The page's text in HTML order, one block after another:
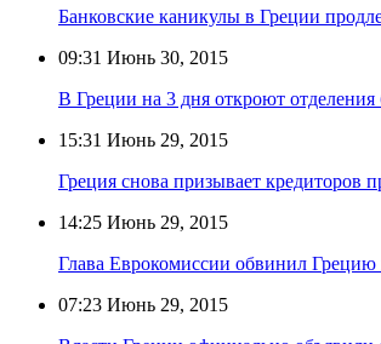
Банковские каникулы в Греции
09:31 Июнь 30, 2015
В Греции на 3 дня откроют
15:31 Июнь 29, 2015
Греция снова призывает
14:25 Июнь 29, 2015
Глава Еврокомиссии обвинил Грецию
07:23 Июнь 29, 2015